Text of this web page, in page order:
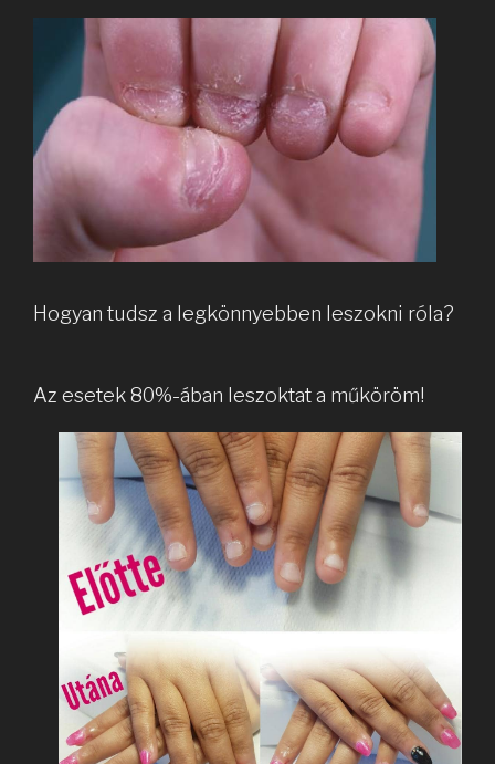
Hogyan tudsz a legkönnyebben leszokni róla?
Az esetek 80%-ában leszoktat a műköröm!